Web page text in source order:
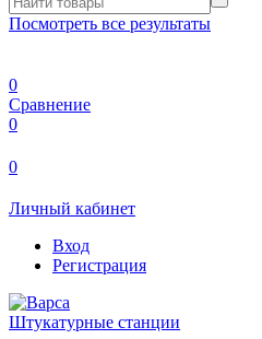
Посмотреть все результаты
0
Сравнение
0
0
Личный кабинет
Вход
Регистрация
Штукатурные станции